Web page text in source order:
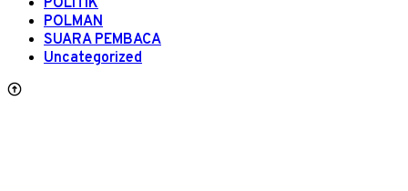
POLITIK
POLMAN
SUARA PEMBACA
Uncategorized